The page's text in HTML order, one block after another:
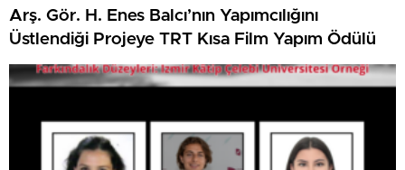
Arş. Gör. H. Enes Balcı’nın Yapımcılığını
Üstlendiği Projeye TRT Kısa Film Yapım Ödülü